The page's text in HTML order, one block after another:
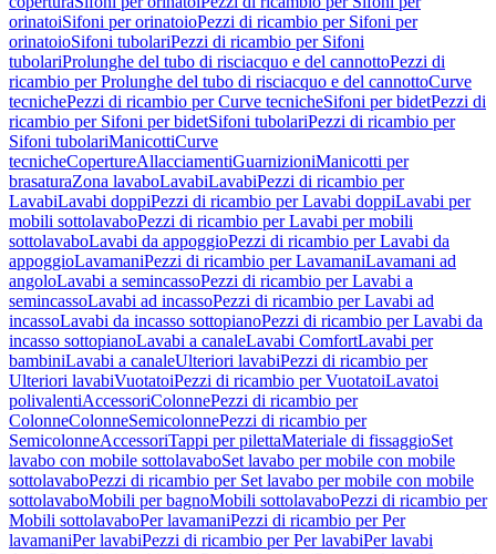
orinatoiSifoni per orinatoioPezzi di ricambio per Sifoni per
orinatoioSifoni tubolariPezzi di ricambio per Sifoni
tubolariProlunghe del tubo di risciacquo e del cannottoPezzi di
ricambio per Prolunghe del tubo di risciacquo e del cannottoCurve
tecnichePezzi di ricambio per Curve tecnicheSifoni per bidetPezzi di
ricambio per Sifoni per bidetSifoni tubolariPezzi di ricambio per
Sifoni tubolariManicottiCurve
tecnicheCopertureAllacciamentiGuarnizioniManicotti per
brasaturaZona lavaboLavabiLavabiPezzi di ricambio per
LavabiLavabi doppiPezzi di ricambio per Lavabi doppiLavabi per
mobili sottolavaboPezzi di ricambio per Lavabi per mobili
sottolavaboLavabi da appoggioPezzi di ricambio per Lavabi da
appoggioLavamaniPezzi di ricambio per LavamaniLavamani ad
angoloLavabi a semincassoPezzi di ricambio per Lavabi a
semincassoLavabi ad incassoPezzi di ricambio per Lavabi ad
incassoLavabi da incasso sottopianoPezzi di ricambio per Lavabi da
incasso sottopianoLavabi a canaleLavabi ComfortLavabi per
bambiniLavabi a canaleUlteriori lavabiPezzi di ricambio per
Ulteriori lavabiVuotatoiPezzi di ricambio per VuotatoiLavatoi
polivalentiAccessoriColonnePezzi di ricambio per
ColonneColonneSemicolonnePezzi di ricambio per
SemicolonneAccessoriTappi per pilettaMateriale di fissaggioSet
lavabo con mobile sottolavaboSet lavabo per mobile con mobile
sottolavaboPezzi di ricambio per Set lavabo per mobile con mobile
sottolavaboMobili per bagnoMobili sottolavaboPezzi di ricambio per
Mobili sottolavaboPer lavamaniPezzi di ricambio per Per
lavamaniPer lavabiPezzi di ricambio per Per lavabiPer lavabi